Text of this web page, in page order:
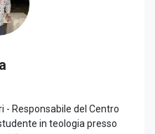
- Responsabile del Centro
in teologia presso